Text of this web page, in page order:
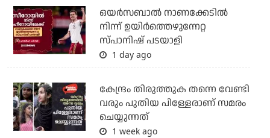
ഒയര്‍സബാൽ നാണക്കേടിൽ
നിന്ന് ഉയിർത്തെഴുന്നേറ്റ
സ്പാനിഷ് പടയാളി
1 day ago
കേന്ദ്രം തിരുത്തുക തന്നെ വേണ്ടി
വരും പുതിയ പിള്ളേരാണ് സമരം
ചെയ്യുന്നത്
1 week ago